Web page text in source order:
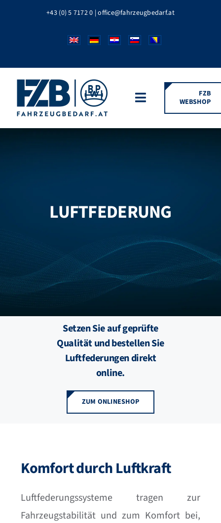
+43 (0) 5 7172 0 |office@fahrzeugbedarf.at
Toggle
Navigation
BPW MARKEN
STANDORTE
FZB
WEBSHOP
LUFTFEDERUNG
Setzen Sie auf geprüfte
Qualität und bestellen Sie
Luftfederungen direkt
online.
ZUM ONLINESHOP
Komfort durch Luftkraft
Luftfederungssysteme tragen zur
Fahrzeugstabilität und zum Komfort bei,